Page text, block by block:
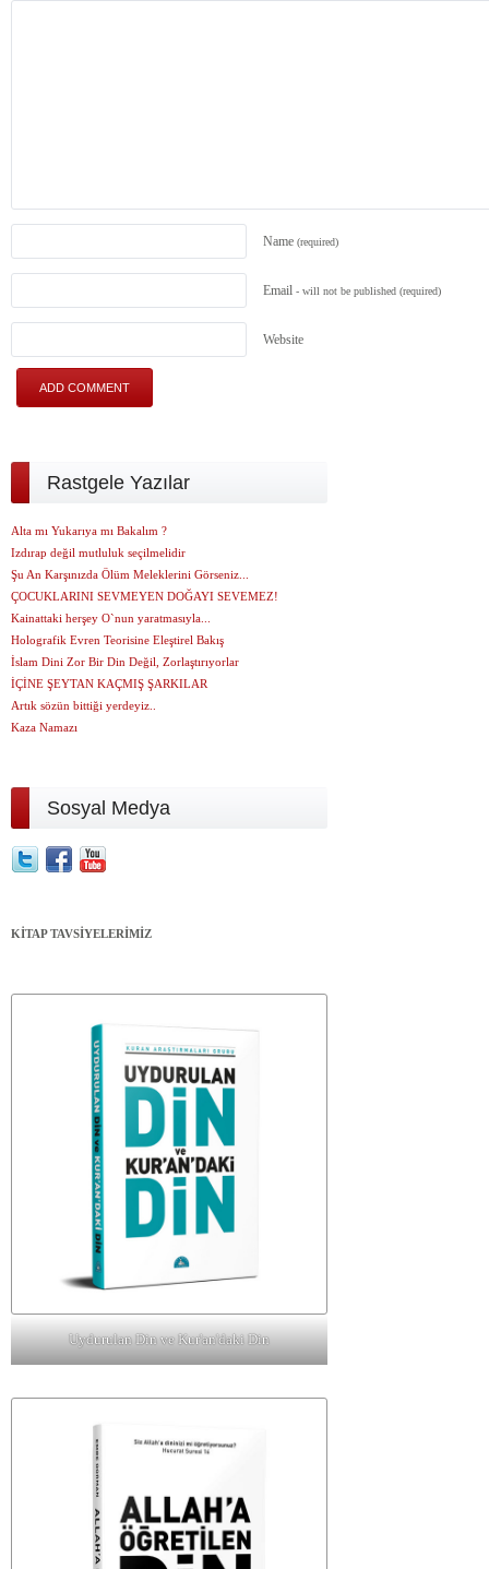
Name (required)
Email - will not be published (required)
Website
Rastgele Yazılar
Alta mı Yukarıya mı Bakalım ?
Izdırap değil mutluluk seçilmelidir
Şu An Karşınızda Ölüm Meleklerini Görseniz...
ÇOCUKLARINI SEVMEYEN DOĞAYI SEVEMEZ!
Kainattaki herşey O`nun yaratmasıyla...
Holografik Evren Teorisine Eleştirel Bakış
İslam Dini Zor Bir Din Değil, Zorlaştırıyorlar
İÇİNE ŞEYTAN KAÇMIŞ ŞARKILAR
Artık sözün bittiği yerdeyiz..
Kaza Namazı
Sosyal Medya
KİTAP TAVSİYELERİMİZ
Uydurulan Din ve Kur'an'daki Din